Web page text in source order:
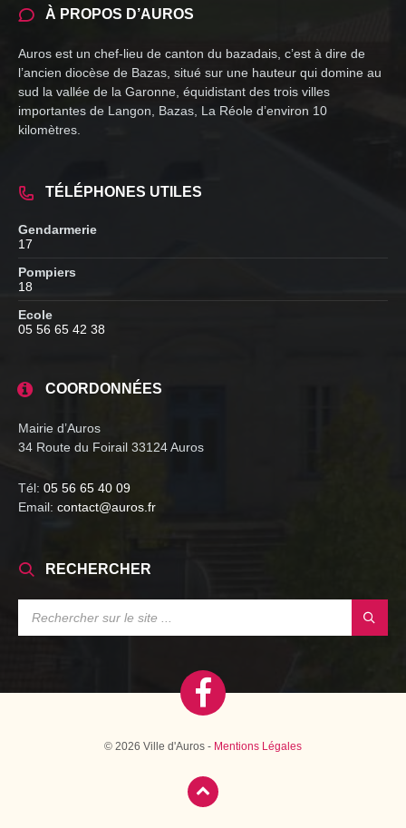
À PROPOS D’AUROS
Auros est un chef-lieu de canton du bazadais, c’est à dire de
l’ancien diocèse de Bazas, situé sur une hauteur qui domine au
sud la vallée de la Garonne, équidistant des trois villes
importantes de Langon, Bazas, La Réole d’environ 10
kilomètres.
TÉLÉPHONES UTILES
Gendarmerie
17
Pompiers
18
Ecole
05 56 65 42 38
COORDONNÉES
Mairie d’Auros
34 Route du Foirail 33124 Auros
Tél: 05 56 65 40 09
Email: contact@auros.fr
RECHERCHER
© 2026 Ville d'Auros - Mentions Légales